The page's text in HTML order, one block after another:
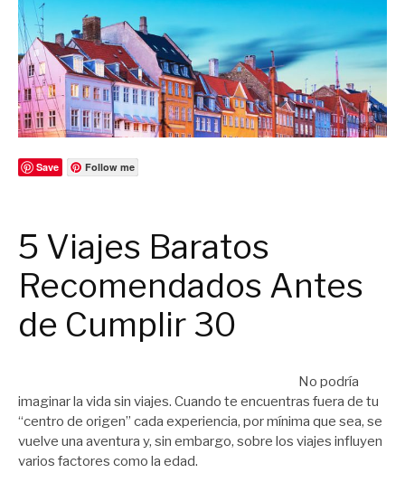
Save Follow me
5 Viajes Baratos
Recomendados Antes
de Cumplir 30
No podría
imaginar la vida sin viajes. Cuando te encuentras fuera de tu
“centro de origen” cada experiencia, por mínima que sea, se
vuelve una aventura y, sin embargo, sobre los viajes influyen
varios factores como la edad.